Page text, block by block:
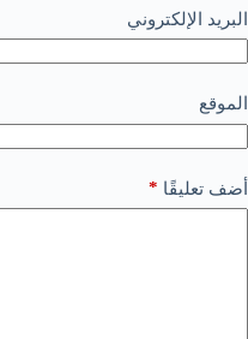
البريد الإلكتروني
الموقع
أضف تعليقًا *